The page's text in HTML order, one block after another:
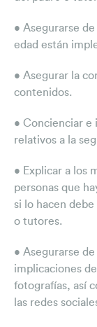
• Asegurarse
edad están
• Asegurar la
contenidos.
• Concienciar e
relativos a la
• Explicar a los
personas que
si lo hacen
o tutores.
• Asegurarse
implicaciones
fotografías, así
las redes